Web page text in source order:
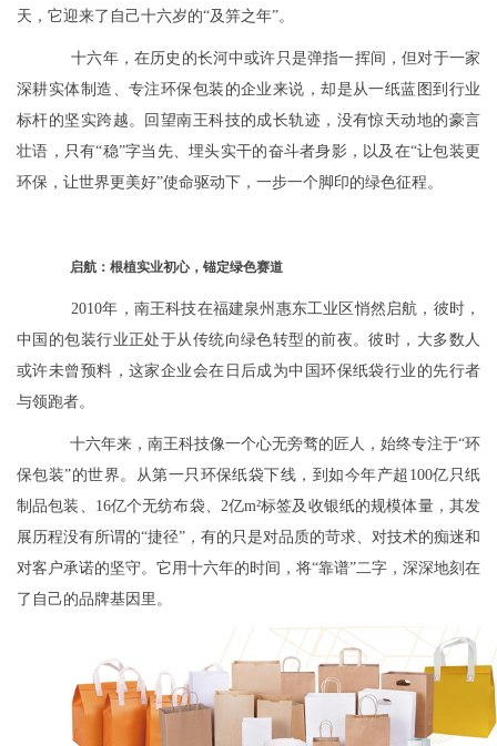
天，它迎来了自己十六岁的“及笄之年”。
十六年，在历史的长河中或许只是弹指一挥间，但对于一家
深耕实体制造、专注环保包装的企业来说，却是从一纸蓝图到行业
标杆的坚实跨越。回望南王科技的成长轨迹，没有惊天动地的豪言
壮语，只有“稳”字当先、埋头实干的奋斗者身影，以及在“让包装更
环保，让世界更美好”使命驱动下，一步一个脚印的绿色征程。
启航：根植实业初心，锚定绿色赛道
2010年，南王科技在福建泉州惠东工业区悄然启航，彼时，
中国的包装行业正处于从传统向绿色转型的前夜。彼时，大多数人
或许未曾预料，这家企业会在日后成为中国环保纸袋行业的先行者
与领跑者。
十六年来，南王科技像一个心无旁骛的匠人，始终专注于“环
保包装”的世界。从第一只环保纸袋下线，到如今年产超100亿只纸
制品包装、16亿个无纺布袋、2亿m²标签及收银纸的规模体量，其发
展历程没有所谓的“捷径”，有的只是对品质的苛求、对技术的痴迷和
对客户承诺的坚守。它用十六年的时间，将“靠谱”二字，深深地刻在
了自己的品牌基因里。